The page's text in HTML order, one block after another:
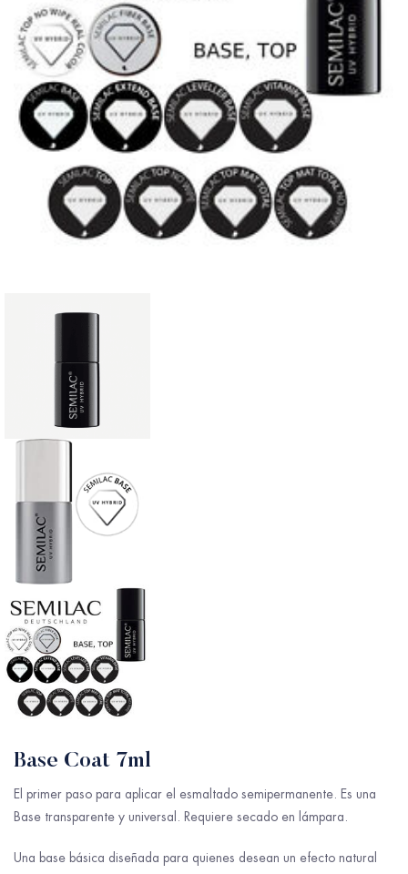
Base Coat 7ml
El primer paso para aplicar el esmaltado semipermanente. Es una
Base transparente y universal. Requiere secado en lámpara.
Una base básica diseñada para quienes desean un efecto natural